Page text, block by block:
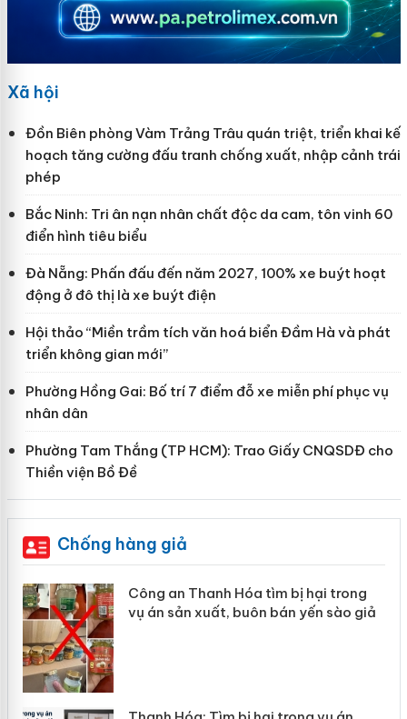
Xã hội
Đồn Biên phòng Vàm Trảng Trâu quán triệt, triển khai kế
hoạch tăng cường đấu tranh chống xuất, nhập cảnh trái
phép
Bắc Ninh: Tri ân nạn nhân chất độc da cam, tôn vinh 60
điển hình tiêu biểu
Đà Nẵng: Phấn đấu đến năm 2027, 100% xe buýt hoạt
động ở đô thị là xe buýt điện
Hội thảo “Miền trầm tích văn hoá biển Đầm Hà và phát
triển không gian mới”
Phường Hồng Gai: Bố trí 7 điểm đỗ xe miễn phí phục vụ
nhân dân
Phường Tam Thắng (TP HCM): Trao Giấy CNQSDĐ cho
Thiền viện Bồ Đề
Chống hàng giả
Hóa tìm bị hại trong
buôn bán yến sào giả
Lào Cai xử lý 83
mại trong tháng 7